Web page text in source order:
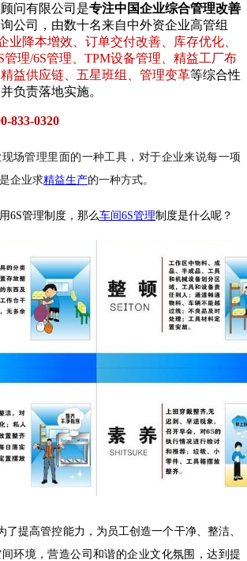
问有限公司是专注中国企业综合管理改善
公司，由数十名来自中外资企业高管组
业降本增效、订单交付改善、库存优化、
管理/6S管理、TPM设备管理、精益工厂布
益供应链、五星班组、管理变革等综合性
负责落地实施。
833-0320
场管理里面的一种工具，对于企业来说每一项
企业求精益生产的一种方式。
6S管理制度，那么车间6S管理制度是什么呢？
了提高管控能力，为员工创造一个干净、整洁、
环境，营造公司和谐的企业文化氛围，达到提